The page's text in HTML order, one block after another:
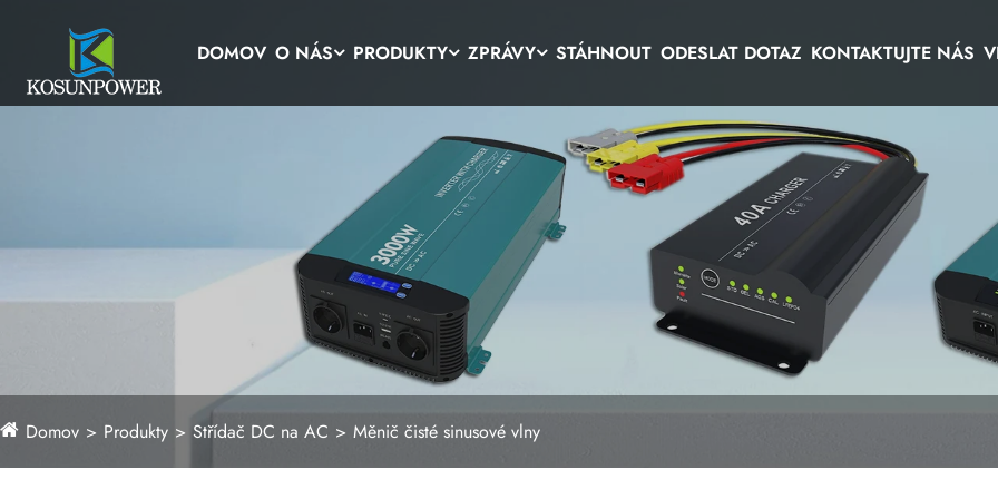
DOMOV O NÁS PRODUKTY ZPRÁVY STÁHNOUT ODESLAT DOTAZ KONTAKTUJTE NÁS
Domov Produkty Střídač DC na AC Měnič čisté sinusové vlny